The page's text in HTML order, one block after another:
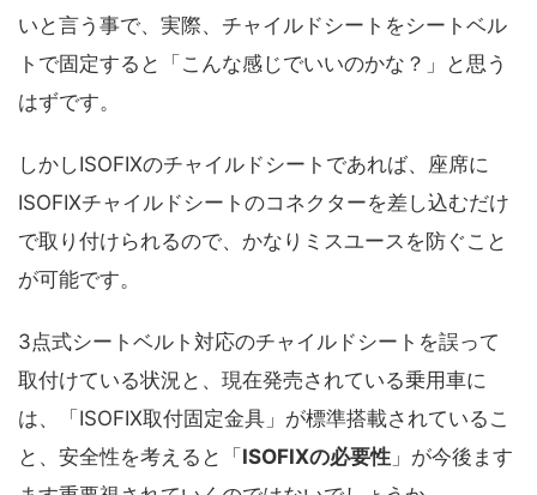
いと言う事で、実際、チャイルドシートをシートベル
トで固定すると「こんな感じでいいのかな？」と思う
はずです。
しかしISOFIXのチャイルドシートであれば、座席に
ISOFIXチャイルドシートのコネクターを差し込むだけ
で取り付けられるので、かなりミスユースを防ぐこと
が可能です。
3点式シートベルト対応のチャイルドシートを誤って
取付けている状況と、現在発売されている乗用車に
は、「ISOFIX取付固定金具」が標準搭載されているこ
と、安全性を考えると「ISOFIXの必要性 」が今後ます